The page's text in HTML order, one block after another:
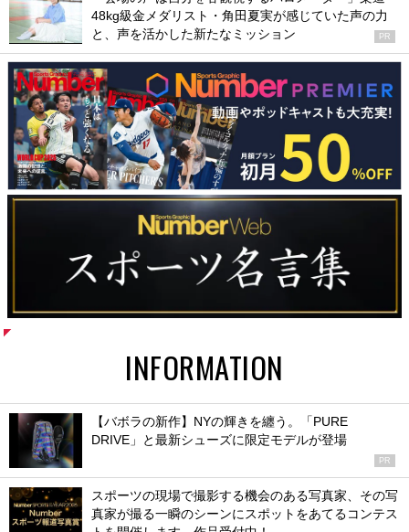
48kg級金メダリスト・角田夏実が感じていた声の力
と、声を活かした新たなミッション
PR
INFORMATION
【バボラの新作】NYの輝きを纏う。「PURE
DRIVE」と最新シューズに限定モデルが登場
PR
スポーツの現場で撮影する機会のある写真家、その写
真家が撮る一瞬のシーンにスポットをあてるコンテス